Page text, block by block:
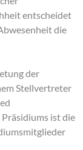
entscheidet
die
der
Stellvertreter
ist die